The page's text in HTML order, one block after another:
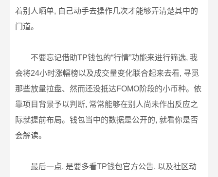
着别人晒单, 自己动手去操作几次才能够弄清楚其中的
门道。
不要忘记借助TP钱包的“行情”功能来进行筛选, 我
会将24小时涨幅榜以及成交量变化联合起来去看, 寻觅
那些放量拉盘、然而还没抵达FOMO阶段的小币种。依
靠项目背景予以判断, 常常能够在别人尚未作出反应之
际就提前布局。钱包当中的数据是公开的, 就看你是否
会解读。
最后一点, 是要多看TP钱包官方公告, 以及社区动